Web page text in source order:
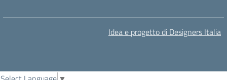
Idea e progetto di Designers Italia